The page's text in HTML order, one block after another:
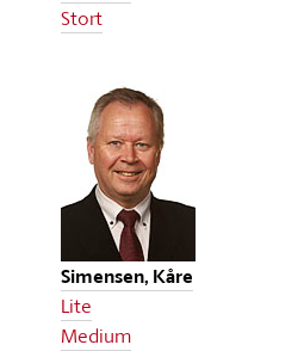
Stort
Simensen, Kåre
Lite
Medium